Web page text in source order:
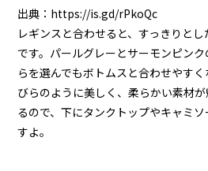
出典： https://is.gd/rPkoQc
レギンスと合わせると、すっきりと
です。パールグレーとサーモンピン
らを選んでもボトムスと合わせやす
びらのように美しく、柔らかい素材
るので、下にタンクトップやキャミ
すよ。